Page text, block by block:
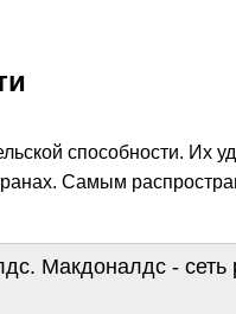
способности. Их
Самым
Макдоналдс - сеть